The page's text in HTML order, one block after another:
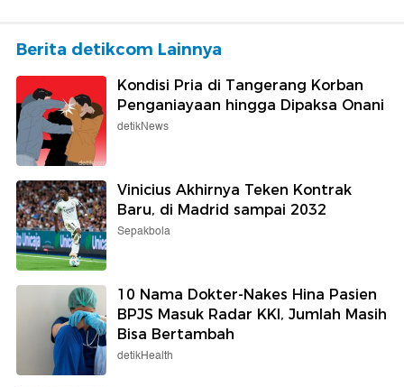
Berita detikcom Lainnya
Kondisi Pria di Tangerang Korban
Penganiayaan hingga Dipaksa Onani
detikNews
Vinicius Akhirnya Teken Kontrak
Baru, di Madrid sampai 2032
Sepakbola
10 Nama Dokter-Nakes Hina Pasien
BPJS Masuk Radar KKI, Jumlah Masih
Bisa Bertambah
detikHealth